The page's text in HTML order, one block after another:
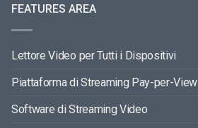
FEATURES AREA
Lettore Video per Tutti i Dispositivi
Piattaforma di Streaming Pay-per-View
Software di Streaming Video